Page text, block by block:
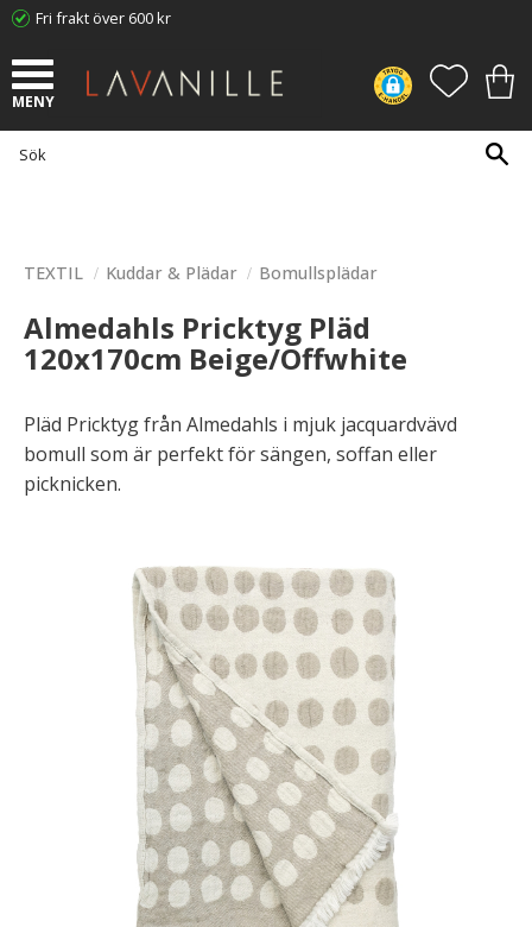
Fri frakt över 600 kr
TEXTIL Kuddar & Plädar Bomullsplädar
Almedahls Pricktyg Pläd
120x170cm Beige/Offwhite
​Pläd Pricktyg från Almedahls i mjuk jacquardvävd
bomull som är perfekt för sängen, soffan eller
picknicken.